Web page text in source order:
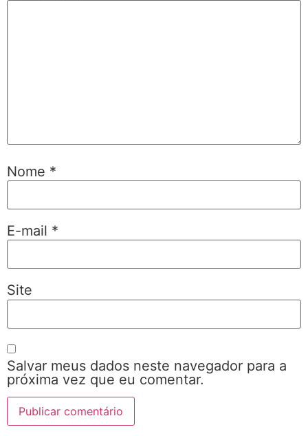
Nome *
E-mail *
Site
Salvar meus dados neste navegador para a
próxima vez que eu comentar.